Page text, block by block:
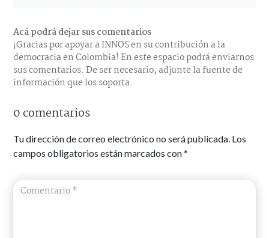
Acá podrá dejar sus comentarios
¡Gracias por apoyar a INNOS en su contribución a la
democracia en Colombia! En este espacio podrá enviarnos
sus comentarios. De ser necesario, adjunte la fuente de
información que los soporta.
0 comentarios
Tu dirección de correo electrónico no será publicada. Los
campos obligatorios están marcados con*